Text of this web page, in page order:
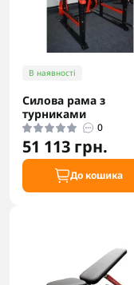
В наявності
Силова рама з
турниками
0
51 113 грн.
До кошика